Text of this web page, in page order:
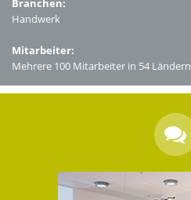
Branchen:
Handwerk
Mitarbeiter:
Mehrere 100 Mitarbeiter in 54 Ländern